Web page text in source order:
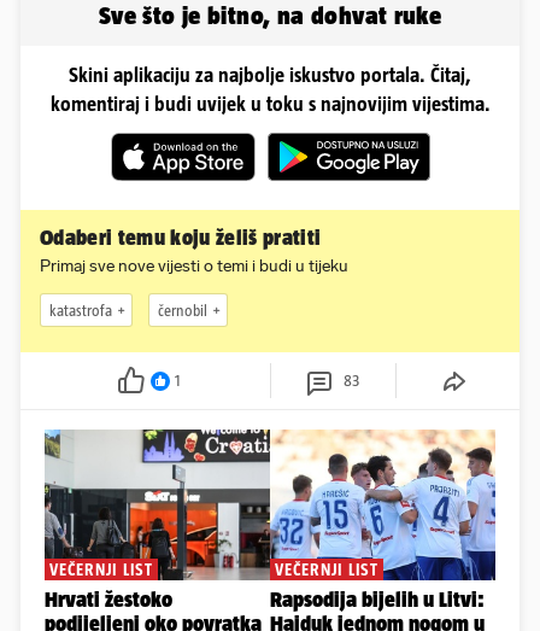
Sve što je bitno, na dohvat ruke
Skini aplikaciju za najbolje iskustvo portala. Čitaj,
komentiraj i budi uvijek u toku s najnovijim vijestima.
Odaberi temu koju želiš pratiti
Primaj sve nove vijesti o temi i budi u tijeku
katastrofa černobil
1 83